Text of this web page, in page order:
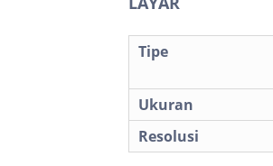
Tipe
Ukuran
Resolusi